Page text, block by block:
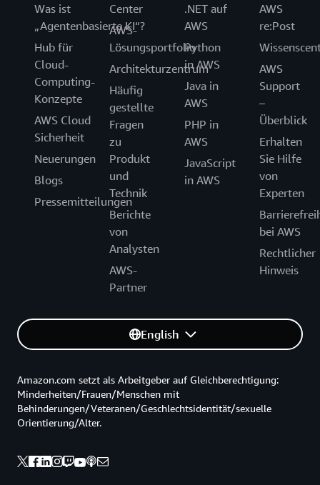
Was ist
„Agentenbasierte KI“?
Hub für
Cloud-
Computing-
Konzepte
AWS Cloud
Sicherheit
Neuerungen
Blogs
Pressemitteilungen
Center
AWS-
Lösungsportfolio
Architekturzentrum
Häufig
gestellte
Fragen
zu
Produkt
und
Technik
Berichte
von
Analysten
AWS-
Partner
.NET auf
AWS
Python
in AWS
Java in
AWS
PHP in
AWS
JavaScript
in AWS
AWS
re:Post
AWS
Support
–
Überblick
Erhalten
Sie Hilfe
von
Experten
bei AWS
Rechtlicher
Hinweis
English
Amazon.com setzt als Arbeitgeber auf Gleichberechtigung:
Minderheiten/Frauen/Menschen mit
Behinderungen/Veteranen/Geschlechtsidentität/sexuelle
Orientierung/Alter.